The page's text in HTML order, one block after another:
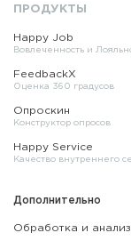
ПРОДУКТЫ
Happy Job
Вовлеченность и
FeedbackX
Оценка 360 градусов
Опроскин
Конструктор опросов
Happy Service
Качество внутреннего
Дополнительно
Обработка и